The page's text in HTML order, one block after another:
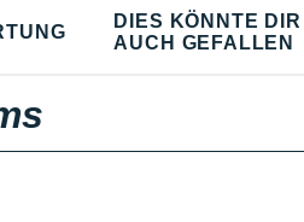
DIES KÖNNTE DIR
AUCH GEFALLEN